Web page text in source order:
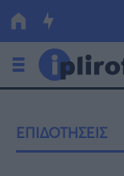
ΕΠΙΔΟΤΗΣΕΙΣ